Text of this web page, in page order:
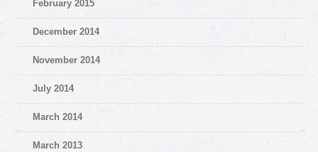
February 2015
December 2014
November 2014
July 2014
March 2014
March 2013